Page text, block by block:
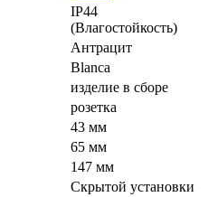
IP44
(Влагостойкость)
Антрацит
Blanca
изделие в сборе
розетка
43 мм
65 мм
147 мм
Скрытой установки